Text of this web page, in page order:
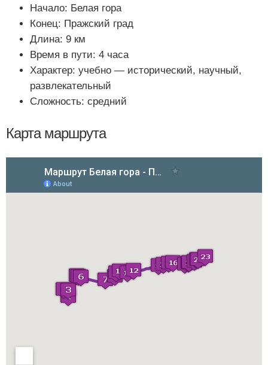
Начало: Белая гора
Конец: Пражский град
Длина: 9 км
Время в пути: 4 часа
Характер: учебно — исторический, научный,
развлекательный
Сложность: средний
Карта маршрута